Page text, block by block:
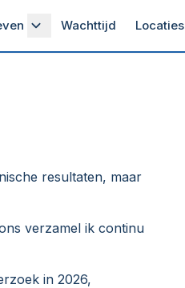
Wachttijd Locaties
resultaten, maar
verzamel ik continu
in 2026,